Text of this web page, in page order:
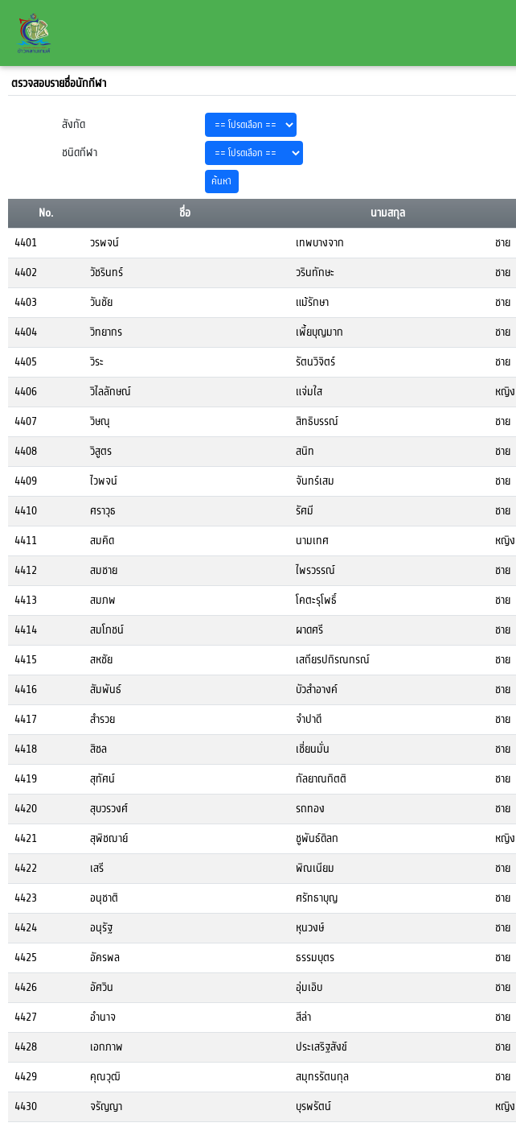
ตรวจสอบรายชื่อนักกีฬา
สังกัด
ชนิดกีฬา
No. ชื่อ นามสกุล
4401
วรพจน์ เทพบางจาก ชาย
4402
วัชรินทร์ วรินทักษะ ชาย
4403
วันชัย แม้รักษา ชาย
4404
วิทยากร เพี้ยบุญมาก ชาย
4405
วิระ รัตนวิจิตร์ ชาย
4406
วิไลลักษณ์ แจ่มใส หญิง
4407
วิษณุ สิทธิบรรณ์ ชาย
4408
วิสูตร สนิท ชาย
4409
ไวพจน์ จันทร์เสม ชาย
4410
ศราวุธ รัศมี ชาย
4411
สมคิด นามเทศ หญิง
4412
สมชาย ไพรวรรณ์ ชาย
4413
สมภพ โคตะรุโพธิ์ ชาย
4414
สมโภชน์ ผาดศรี ชาย
4415
สหชัย เสถียรปกิรณกรณ์ ชาย
4416
สัมพันธ์ บัวสำอางค์ ชาย
4417
สำรวย จำปาดี ชาย
4418
สิชล เชี่ยนมั่น ชาย
4419
สุทัศน์ กัลยาณกิตติ ชาย
4420
สุบวรวงศ์ รถทอง ชาย
4421
สุพิชฌาย์ ชูพันธ์ดิลก หญิง
4422
เสรี พิณเนียม ชาย
4423
อนุชาติ ศรัทธาบุญ ชาย
4424
อนุรัฐ หุนวงษ์ ชาย
4425
อัครพล ธรรมบุตร ชาย
4426
อัศวิน อุ่มเอิบ ชาย
4427
อำนาจ สีล่า ชาย
4428
เอกภาพ ประเสริฐสังข์ ชาย
4429
คุณวุฒิ สมุทรรัตนกุล ชาย
4430
จรัญญา บุรพรัตน์ หญิง